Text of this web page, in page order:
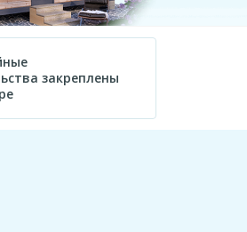
закреплены